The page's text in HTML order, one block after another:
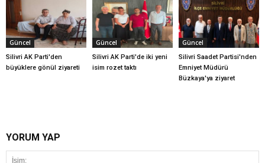
Güncel
Silivri AK Parti'den
büyüklere gönül ziyareti
Güncel
Silivri AK Parti'de iki yeni
isim rozet taktı
Güncel
Silivri Saadet Partisi'nden
Emniyet Müdürü
Büzkaya'ya ziyaret
YORUM YAP